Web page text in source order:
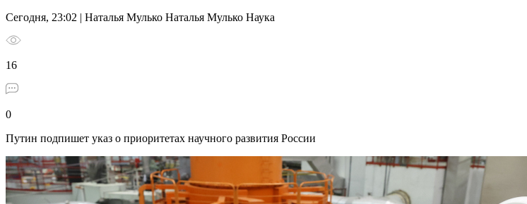
Сегодня, 23:02 | Наталья Мулько Наталья Мулько Наука
16
0
Путин подпишет указ о приоритетах научного развития России